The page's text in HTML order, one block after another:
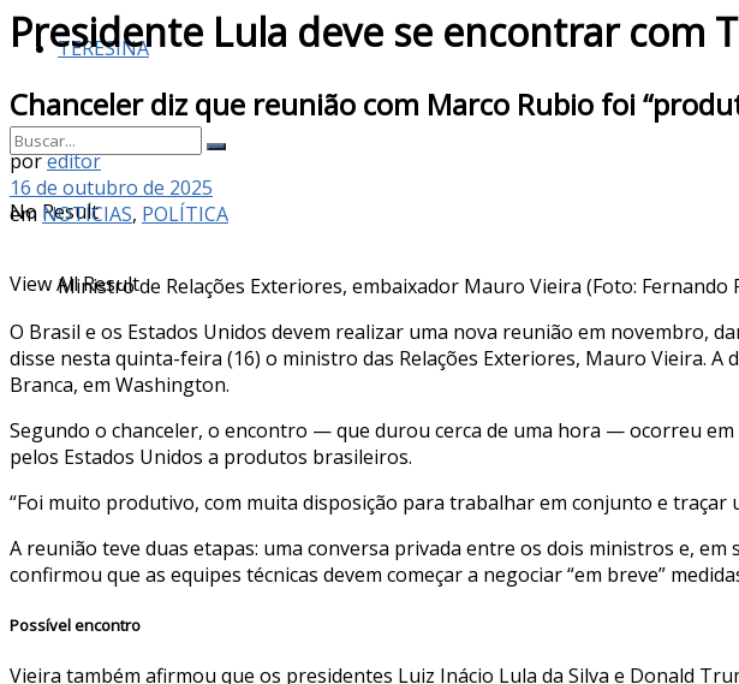
TERESINA
No Result
View All Result
Presidente Lula deve se encontrar com
Chanceler diz que reunião com Marco Rubio foi
poreditor
16 de outubro de 2025
em NOTÍCIAS, POLÍTICA
Ministro de Relações Exteriores, embaixador Mauro Vieira (Foto: Fernando
O Brasil e os Estados Unidos devem realizar uma nova reunião em novembro,
disse nesta quinta-feira (16) o ministro das Relações Exteriores, Mauro Vieira.
Branca, em Washington.
Segundo o chanceler, o encontro — que durou cerca de uma hora — ocorreu
pelos Estados Unidos a produtos brasileiros.
“Foi muito produtivo, com muita disposição para trabalhar em conjunto e
A reunião teve duas etapas: uma conversa privada entre os dois ministros e,
confirmou que as equipes técnicas devem começar a negociar “em breve”
Possível encontro
Vieira também afirmou que os presidentes Luiz Inácio Lula da Silva e Donald